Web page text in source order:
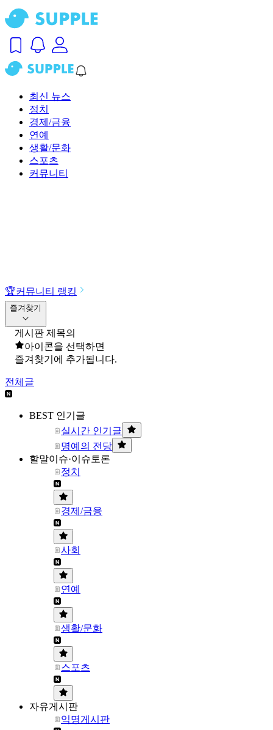
최신 뉴스
정치
경제/금융
연예
생활/문화
스포츠
커뮤니티
🏆커뮤니티 랭킹
즐겨찾기
게시판 제목의
아이콘을 선택하면
즐겨찾기에 추가됩니다.
전체글
BEST 인기글
실시간 인기글
명예의 전당
할말이슈·이슈토론
정치
경제/금융
사회
연예
생활/문화
스포츠
자유게시판
익명게시판